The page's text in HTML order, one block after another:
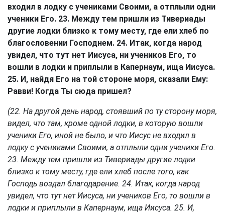
входил в лодку с учениками Своими, а отплыли одни
ученики Его. 23. Между тем пришли из Тивериады
другие лодки близко к тому месту, где ели хлеб по
благословении Господнем. 24. Итак, когда народ
увидел, что тут нет Иисуса, ни учеников Его, то
вошли в лодки и приплыли в Капернаум, ища Иисуса.
25. И, найдя Его на той стороне моря, сказали Ему:
Равви! Когда Ты сюда пришел?
(22. На другой день народ, стоявший по ту сторону моря,
видел, что там, кроме одной лодки, в которую вошли
ученики Его, иной не было, и что Иисус не входил в
лодку с учениками Своими, а отплыли одни ученики Его.
23. Между тем пришли из Тивериады другие лодки
близко к тому месту, где ели хлеб после того, как
Господь воздал благодарение. 24. Итак, когда народ
увидел, что тут нет Иисуса, ни учеников Его, то вошли в
лодки и приплыли в Капернаум, ища Иисуса. 25. И,